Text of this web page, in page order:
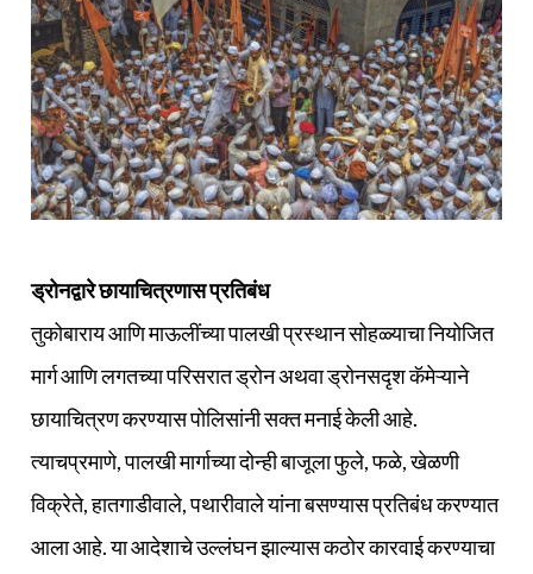
ड्रोनद्वारे छायाचित्रणास प्रतिबंध
तुकोबाराय आणि माऊलींच्या पालखी प्रस्थान सोहळ्याचा नियोजित
मार्ग आणि लगतच्या परिसरात ड्रोन अथवा ड्रोनसदृश कॅमेऱ्याने
छायाचित्रण करण्यास पोलिसांनी सक्त मनाई केली आहे.
त्याचप्रमाणे, पालखी मार्गाच्या दोन्ही बाजूला फुले, फळे, खेळणी
विक्रेते, हातगाडीवाले, पथारीवाले यांना बसण्यास प्रतिबंध करण्यात
आला आहे. या आदेशाचे उल्लंघन झाल्यास कठोर कारवाई करण्याचा